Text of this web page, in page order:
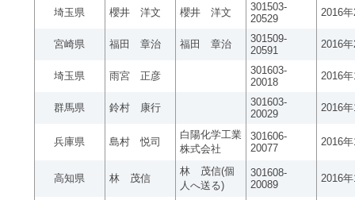
埼玉県 櫻井 洋文 櫻井 洋文
301503-
20529
2016
宮崎県 福田 章治 福田 章治
301509-
20591
2016
埼玉県 雨宮 正彦
301603-
20018
2016
群馬県 鈴村 康行
301603-
20029
2016
兵庫県 島村 悦司
白陽化学工業
株式会社
301606-
20077
2016
高知県 林 茂信
林 茂信(個
人へ送る)
301608-
20089
2016